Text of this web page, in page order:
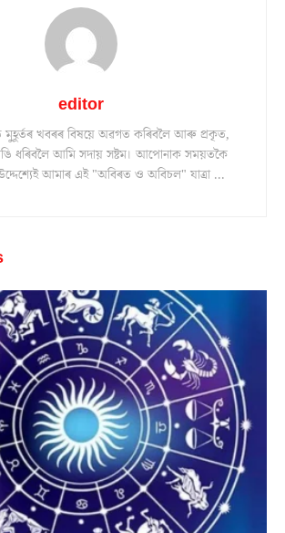
editor
মুহূৰ্তৰ খবৰৰ বিষয়ে অৱগত কৰিবলৈ আৰু প্ৰকৃত,
ধৰিবলৈ আমি সদায় সষ্টম। আপোনাক সময়তকৈ
আমাৰ এই "অবিৰত ও অবিচল" যাত্ৰা ...